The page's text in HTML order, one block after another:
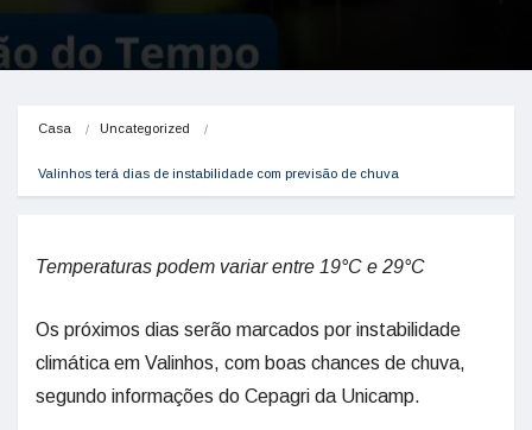
Casa Uncategorized
Valinhos terá dias de instabilidade com previsão de chuva
Temperaturas podem variar entre 19°C e 29°C
Os próximos dias serão marcados por instabilidade
climática em Valinhos, com boas chances de chuva,
segundo informações do Cepagri da Unicamp.